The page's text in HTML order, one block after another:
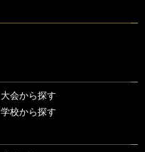
大会から探す
学校から探す